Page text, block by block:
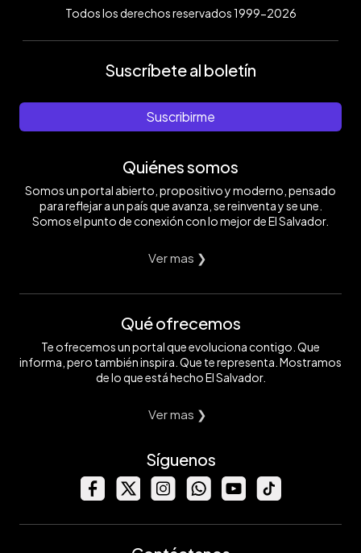
Todos los derechos reservados 1999-2026
Suscríbete al boletín
Suscribirme
Quiénes somos
Somos un portal abierto, propositivo y moderno, pensado
para reflejar a un país que avanza, se reinventa y se une.
Somos el punto de conexión con lo mejor de El Salvador.
Ver mas ❯
Qué ofrecemos
Te ofrecemos un portal que evoluciona contigo. Que
informa, pero también inspira. Que te representa. Mostramos
de lo que está hecho El Salvador.
Ver mas ❯
Síguenos